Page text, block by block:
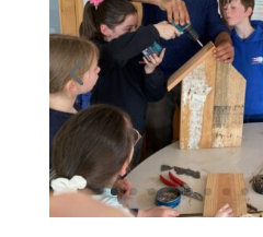
Exposition Tenues
parvirginie le boulbin| J
A